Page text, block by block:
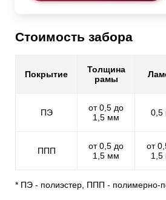
Стоимость забора
Покрытие
Толщина
рамы
ПЭ
от 0,5 до
1,5 мм
0,5
ППП
от 0,5 до
1,5 мм
от
1,5
* ПЭ - полиэстер, ППП - полимерно-